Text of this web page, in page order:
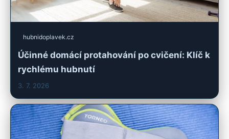
hubnidoplavek.cz
Účinné domácí protahování po cvičení: Klíč k
rychlému hubnutí
3. 7. 2026